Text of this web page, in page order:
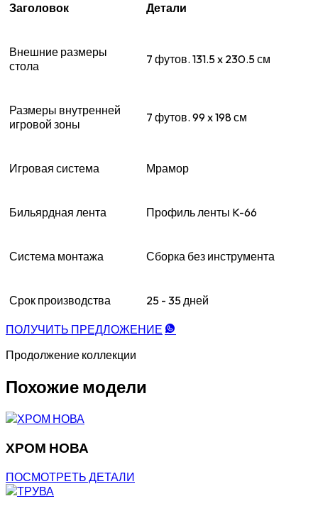
Заголовок Детали
Внешние размеры
стола
7 футов. 131.5 x 230.5 см
Размеры внутренней
игровой зоны
7 футов. 99 x 198 см
Игровая система Мрамор
Бильярдная лента Профиль ленты K-66
Система монтажа Сборка без инструмента
Срок производства 25 - 35 дней
ПОЛУЧИТЬ ПРЕДЛОЖЕНИЕ
Продолжение коллекции
Похожие модели
ХРОМ НОВА
ПОСМОТРЕТЬ ДЕТАЛИ